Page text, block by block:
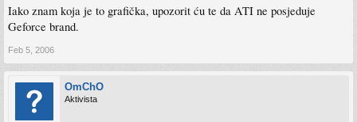
Iako znam koja je to grafička, upozorit ću te da ATI ne posjeduje
Geforce brand.
Feb 5, 2006
OmChO
Aktivista